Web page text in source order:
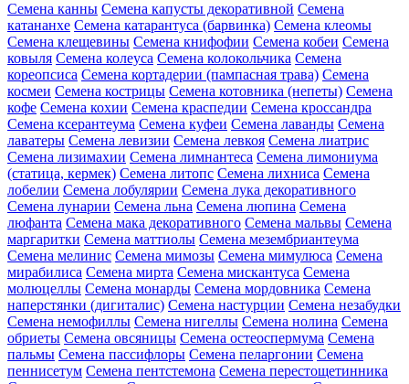
Семена канны Семена капусты декоративной Семена
катананхе Семена катарантуса (барвинка) Семена клеомы
Семена клещевины Семена книфофии Семена кобеи Семена
ковыля Семена колеуса Семена колокольчика Семена
кореопсиса Семена кортадерии (пампасная трава) Семена
космеи Семена кострицы Семена котовника (непеты) Семена
кофе Семена кохии Семена краспедии Семена кроссандра
Семена ксерантеума Семена куфеи Семена лаванды Семена
лаватеры Семена левизии Семена левкоя Семена лиатрис
Семена лизимахии Семена лимнантеса Семена лимониума
(статица, кермек) Семена литопс Семена лихниса Семена
лобелии Семена лобулярии Семена лука декоративного
Семена лунарии Семена льна Семена люпина Семена
люфанта Семена мака декоративного Семена мальвы Семена
маргаритки Семена маттиолы Семена мезембриантеума
Семена мелинис Семена мимозы Семена мимулюса Семена
мирабилиса Семена мирта Семена мискантуса Семена
молюцеллы Семена монарды Семена мордовника Семена
наперстянки (дигиталис) Семена настурции Семена незабудки
Семена немофиллы Семена нигеллы Семена нолина Семена
обриеты Семена овсяницы Семена остеоспермума Семена
пальмы Семена пассифлоры Семена пеларгонии Семена
пеннисетум Семена пентстемона Семена перестощетинника